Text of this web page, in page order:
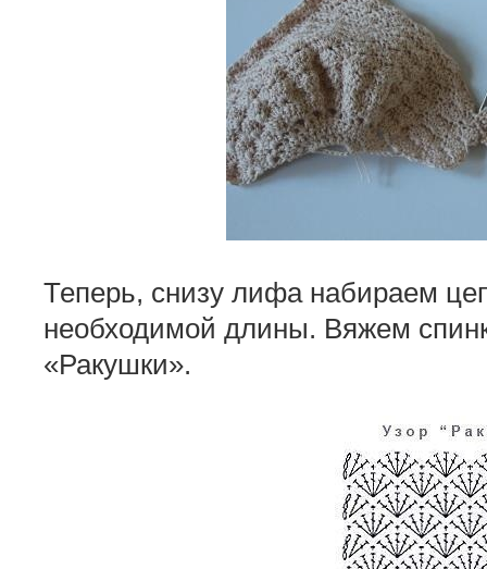
Теперь, снизу лифа набираем
необходимой длины. Вяжем
«Ракушки».